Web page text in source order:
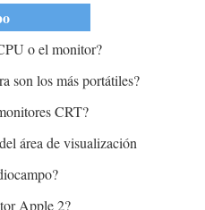
o el monitor?
son los más portátiles?
CRT?
área de visualización
monitores de CRT?
Apple 2?